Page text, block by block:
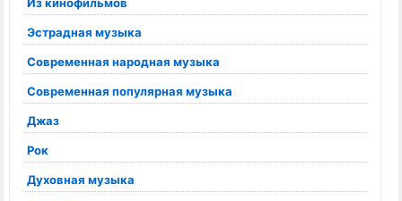
Эстрадная музыка
Современная народная музыка
Современная популярная музыка
Джаз
Рок
Духовная музыка